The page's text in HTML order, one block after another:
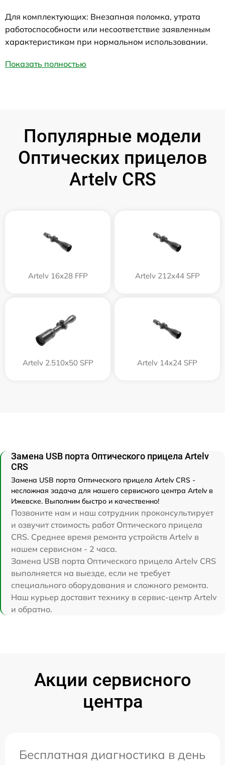
Для комплектующих: Внезапная поломка, утрата
работоспособности или несоответствие заявленным
характеристикам при нормальном использовании.
Показать полностью
Популярные модели
Оптических прицелов
Artelv CRS
Artelv 16x28 FFP Artelv 212x44 SFP
Artelv 2.510x50 SFP Artelv 14x24 SFP
Замена USB порта Оптического прицела Artelv
CRS
Замена USB порта Оптического прицела Artelv CRS -
несложная задача для нашего сервисного центра Artelv в
Ижевске. Выполним быстро и качественно!
Позвоните нам и наш сотрудник проконсультирует
и озвучит стоимость работ Оптического прицела
CRS. Среднее время ремонта устройств Artelv в
нашем сервисном - 2 часа.
Замена USB порта Оптического прицела Artelv CRS
выполняется на выезде, если не требует
специального оборудования и сложного ремонта.
Наш курьер доставит технику в сервис-центр Artelv
и обратно.
Акции сервисного
центра
Бесплатная диагностика в день